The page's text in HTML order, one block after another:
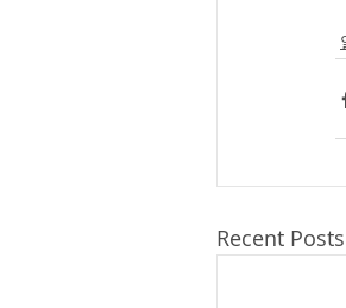
Recent Posts